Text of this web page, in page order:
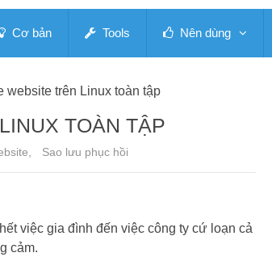
Cơ bản Tools Nên dùng
website trên Linux toàn tập
TOÀN TẬP
, Sao lưu phục hồi
việc gia đình đến việc công ty cứ loạn cả
cảm.